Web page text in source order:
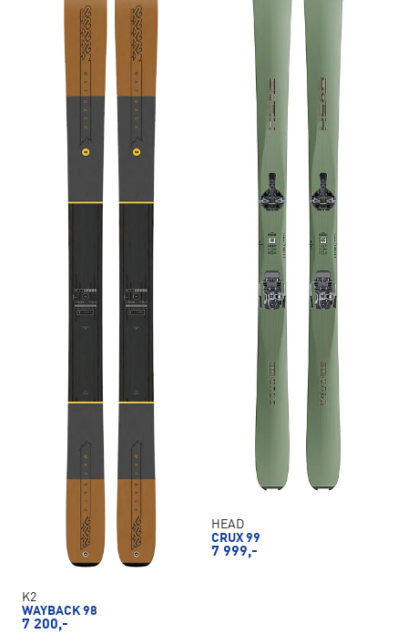
K2
WAYBACK 98
7 200,-
HEAD
CRUX 99
7 999,-